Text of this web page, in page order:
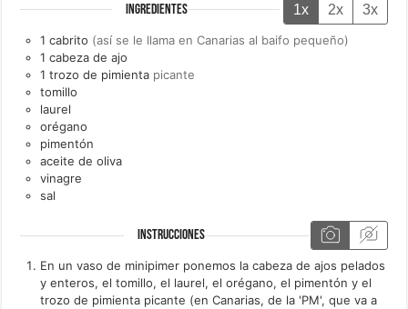
INGREDIENTES 1x 2x 3x
1 cabrito (así se le llama en Canarias al baifo pequeño)
1 cabeza de ajo
1 trozo de pimienta picante
tomillo
laurel
orégano
pimentón
aceite de oliva
vinagre
sal
INSTRUCCIONES
En un vaso de minipimer ponemos la cabeza de ajos pelados
y enteros, el tomillo, el laurel, el orégano, el pimentón y el
trozo de pimienta picante (en Canarias, de la 'PM', que va a